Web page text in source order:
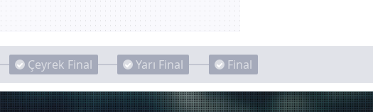
Çeyrek Final Yarı Final Final